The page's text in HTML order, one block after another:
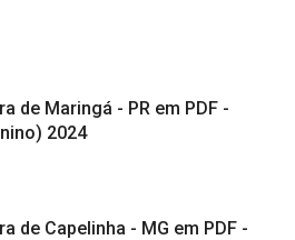
de Maringá - PR em PDF -
2024
de Capelinha - MG em PDF -